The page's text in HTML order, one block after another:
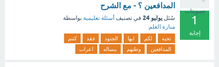
تصويتات
1
إجابة
المدافعين ؟ - مع الشرح
سُئل يوليو 24 في تصنيف أسئلة تعليمية بواسطة
منارة العلم
تحيه لكم ايها الجنود فقد
كنتم
المدافعين
وطنهم ببساله اعراب